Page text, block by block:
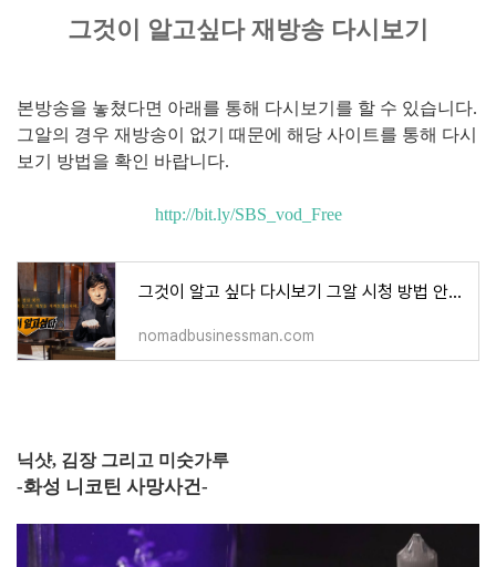
그것이 알고싶다 재방송 다시보기
본방송을 놓쳤다면 아래를 통해 다시보기를 할 수 있습니다.
그알의 경우 재방송이 없기 때문에 해당 사이트를 통해 다시
보기 방법을 확인 바랍니다.
http://bit.ly/SBS_vod_Free
그것이 알고 싶다 다시보기 그알 시청 방법 안내 재방송 무료 보기 SBS 온에어
nomadbusinessman.com
닉샷, 김장 그리고 미숫가루
-화성 니코틴 사망사건-